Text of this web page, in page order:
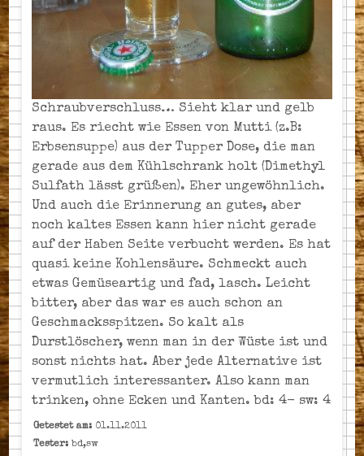
Schraubverschluss… Sieht klar und gelb
raus. Es riecht wie Essen von Mutti (z.B:
Erbsensuppe) aus der Tupper Dose, die man
gerade aus dem Kühlschrank holt (Dimethyl
Sulfath lässt grüßen). Eher ungewöhnlich.
Und auch die Erinnerung an gutes, aber
noch kaltes Essen kann hier nicht gerade
auf der Haben Seite verbucht werden. Es hat
quasi keine Kohlensäure. Schmeckt auch
etwas Gemüseartig und fad, lasch. Leicht
bitter, aber das war es auch schon an
Geschmacksspitzen. So kalt als
Durstlöscher, wenn man in der Wüste ist und
sonst nichts hat. Aber jede Alternative ist
vermutlich interessanter. Also kann man
trinken, ohne Ecken und Kanten. bd: 4- sw: 4
Getestet am: 01.11.2011
Tester: bd,sw